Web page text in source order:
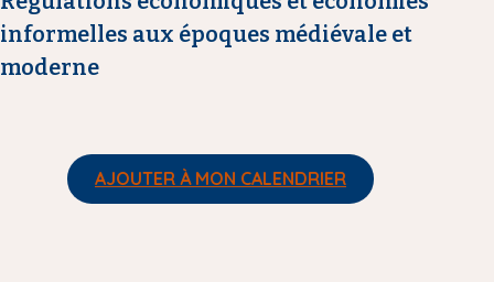
informelles aux époques médiévale et
moderne
AJOUTER À MON CALENDRIER